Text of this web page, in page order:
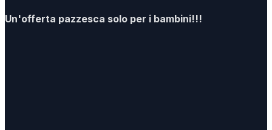
Un'offerta pazzesca solo per i bambini!!!